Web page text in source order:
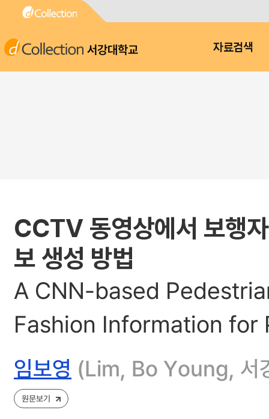
서강대학교 자료검색
CCTV 동영상에서 보행
보 생성 방법
A CNN-based
Fashion Information for
임보영 (Lim, Bo Young, 서
원문보기